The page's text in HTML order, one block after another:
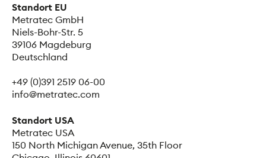
Standort EU
Metratec GmbH
Niels-Bohr-Str. 5
39106 Magdeburg
Deutschland
+49 (0)391 2519 06-00
info@metratec.com
Standort USA
Metratec USA
150 North Michigan Avenue, 35th Floor